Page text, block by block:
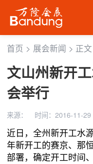
首页 > 展会新闻 > 正文
文山州新开
会举行
来源： 时间：2016-11-29
近日，全州新开工水
年新开工的赛京、那
部署，确定开工时间